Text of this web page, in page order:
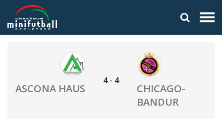
ASCONA HAUS
4- 4
CHICAGO-
BANDUR